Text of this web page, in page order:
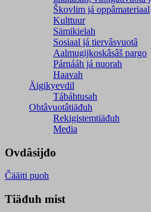
Škovlim já oppâmateriaal
Kulttuur
Sämikielah
Sosiaal já tiervâsvuotâ
Aalmugijkoskâsâš pargo
Párnááh já nuorah
Haavah
Äigikyevdil
Tábáhtusah
Ohtâvuotâtiäđuh
Rekigistemtiäđuh
Media
Ovdâsijđo
Čääiti puoh
Tiäđuh mist